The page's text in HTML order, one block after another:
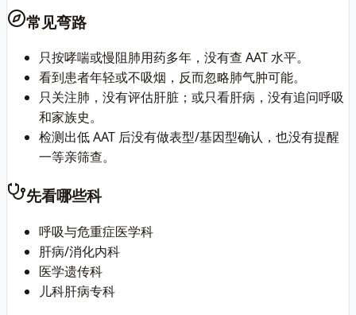
常见弯路
只按哮喘或慢阻肺用药多年，没有查 AAT 水平。
看到患者年轻或不吸烟，反而忽略肺气肿可能。
只关注肺，没有评估肝脏；或只看肝病，没有追问呼吸
和家族史。
检测出低 AAT 后没有做表型/基因型确认，也没有提醒
一等亲筛查。
先看哪些科
呼吸与危重症医学科
肝病/消化内科
医学遗传科
儿科肝病专科